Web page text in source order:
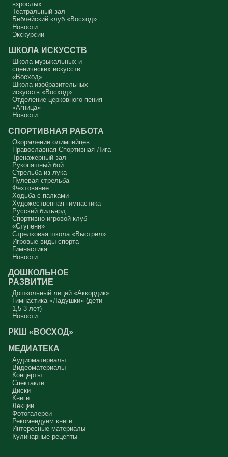
сплошная неделя прошла, потом две мясопустные, третья –
Масленица, прощённое воскресенье. С чем я приду?
В нас должно быть внимание к тому, что время воздержания – это
дни для приготовления не только к Пасхе, а к Небесному Царству!
Это цель жизни. Я об этом забыл, я туда хочу, но я забыл. И я
сначала увидеть в себе этого урода, а потом начать с ним борьбу.
Аминь.
Протоиерей Андрей Алексеев
взрослых
Театральный зал
Библейский клуб «Восход»
Новости
Экскурсии
ШКОЛА ИСКУССТВ
Школа музыкальных и
сценических искусств
«Восход»
Школа изобразительных
искусств «Восход»
Отделение церковного пения
«Агница»
Новости
СПОРТИВНАЯ РАБОТА
Окормление олимпийцев
Православная Спортивная Лига
Тренажерный зал
Рукопашный бой
Стрельба из лука
Пулевая стрельба
Фехтование
Ходьба с палками
Художественная гимнастика
Русский бильярд
Спортивно-игровой клуб
«Ступени»
Стрелковая школа «Выстрел»
Игровые виды спорта
Гимнастика
Новости
ДОШКОЛЬНОЕ
РАЗВИТИЕ
Дошкольный лицей «Аккордик»
Гимнастика «Ладушки» (дети
1,5-3 лет)
Новости
РКШ «ВОСХОД»
МЕДИАТЕКА
Аудиоматериалы
Видеоматериалы
Концерты
Спектакли
Диски
Книги
Лекции
Фотогалереи
Рекомендуем книги
Интересные материалы
Кулинарные рецепты